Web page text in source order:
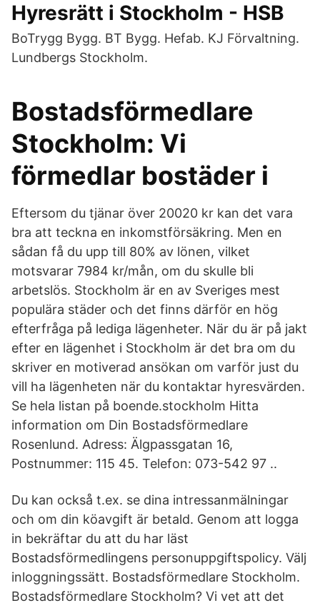
Hyresrätt i Stockholm - HSB
BoTrygg Bygg. BT Bygg. Hefab. KJ Förvaltning.
Lundbergs Stockholm.
Bostadsförmedlare
Stockholm: Vi
förmedlar bostäder i
Eftersom du tjänar över 20020 kr kan det vara
bra att teckna en inkomstförsäkring. Men en
sådan få du upp till 80% av lönen, vilket
motsvarar 7984 kr/mån, om du skulle bli
arbetslös. Stockholm är en av Sveriges mest
populära städer och det finns därför en hög
efterfråga på lediga lägenheter. När du är på jakt
efter en lägenhet i Stockholm är det bra om du
skriver en motiverad ansökan om varför just du
vill ha lägenheten när du kontaktar hyresvärden.
Se hela listan på boende.stockholm Hitta
information om Din Bostadsförmedlare
Rosenlund. Adress: Älgpassgatan 16,
Postnummer: 115 45. Telefon: 073-542 97 ..
Du kan också t.ex. se dina intressanmälningar
och om din köavgift är betald. Genom att logga
in bekräftar du att du har läst
Bostadsförmedlingens personuppgiftspolicy. Välj
inloggningssätt. Bostadsförmedlare Stockholm.
Bostadsförmedlare Stockholm? Vi vet att det